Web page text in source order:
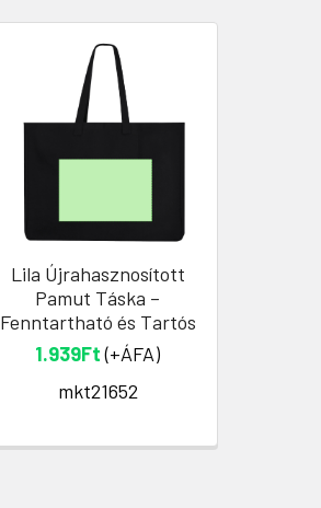
Lila Újrahasznosított
Pamut Táska –
Fenntartható és Tartós
1.939Ft(+ÁFA)
mkt21652